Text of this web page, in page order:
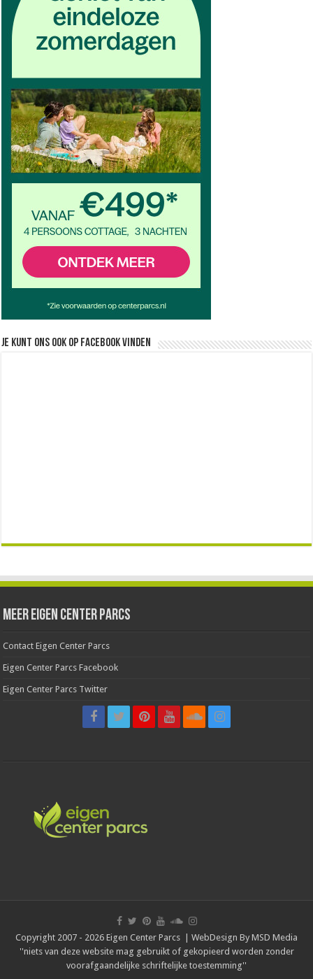
Je kunt ons ook op facebook vinden
Meer Eigen Center Parcs
Contact Eigen Center Parcs
Eigen Center Parcs Facebook
Eigen Center Parcs Twitter
Copyright 2007 - 2026 Eigen Center Parcs | WebDesign By MSD Media
''niets van deze website mag gebruikt of gekopieerd worden zonder
voorafgaandelijke schriftelijke toestemming''